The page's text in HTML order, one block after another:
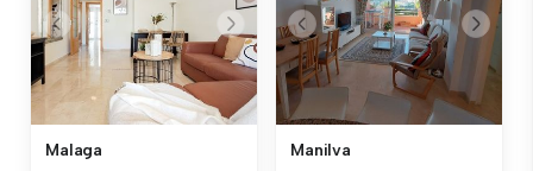
Malaga Manilva